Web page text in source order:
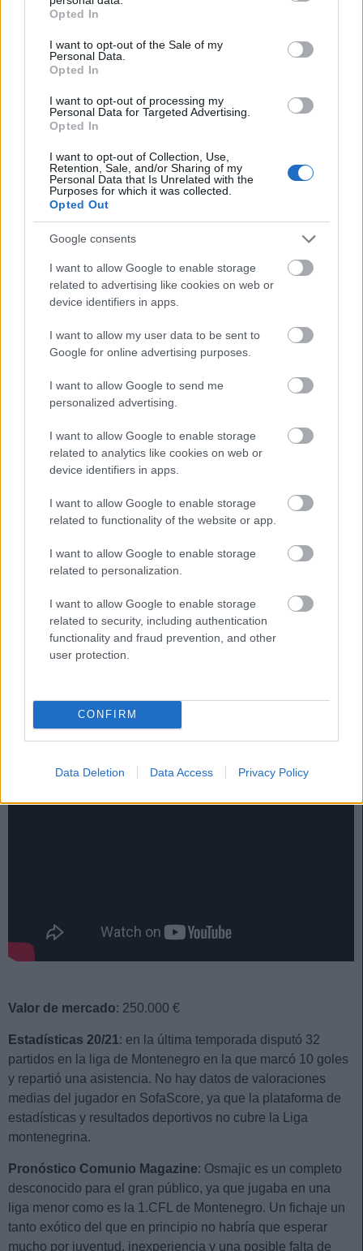
grant or deny consent to Google and its third-party tags to
use your data for below specified purposes in below Google
consent section.
Opted In
I want to opt-out of the Sale of my
Personal Data.
Opted In
I want to opt-out of processing my
Personal Data for Targeted Advertising.
Opted In
I want to opt-out of Collection, Use,
Retention, Sale, and/or Sharing of my
Personal Data that Is Unrelated with the
Purposes for which it was collected.
Opted Out
Google consents
I want to allow Google to enable storage
related to advertising like cookies on web or
device identifiers in apps.
I want to allow my user data to be sent to
Google for online advertising purposes.
I want to allow Google to send me
personalized advertising.
I want to allow Google to enable storage
related to analytics like cookies on web or
device identifiers in apps.
I want to allow Google to enable storage
related to functionality of the website or app.
I want to allow Google to enable storage
related to personalization.
I want to allow Google to enable storage
related to security, including authentication
functionality and fraud prevention, and other
user protection.
CONFIRM
Data Deletion Data Access Privacy Policy
Pronóstico Comunio Magazine
: Arzamendia llega al
Cádiz para completar el lateral izquierdo, una posicion en la
que Pacha Espino no tenía competencia. El jugador
uruguayo se ha ganado a pulso la vitola de titular en las
que el paraguayo será su suplente salvo que mejore el
rendimiento del «Pacha» cuando le toque participar. Por
Bigas y Enzo Roco al Elche: ¿cambios en el centro
de la defensa?
El Elche ha hecho oficial la
contratación de los defensas
Analizamos la llegada de estos
dos jugadores al equipo de Fran
Escribá y su potencial en
Milutin Osmajic
carrera en el FK Sutjeska Niksic de Montenegro, en el que
ha jugado un total de 80 partidos como profesional,
marcando 15 goles. Además, ha sido internacional absoluto
por la selección montenegrina en tres ocasiones. Ha
firmado por el Cádiz por tres temporadas.
Posición:
Osmajic es un atacante que destaca por su
polivalencia, ya que puede jugar de delantero, mediapunta
Salvi, Perea, Iván Alejo y Jorge Pombo, aunque estos dos
últimos podrían salir del club. Mientras que en la delantera,
Álvaro Cervera cuenta con Negredo y Choco Lozano como
principales recursos. Malbasic, Nano Mesa y Álvaro pueden
Valor de mercado: 250.000 €
Estadísticas 20/21: en la última temporada disputó 32
partidos en la liga de Montenegro en la que marcó 10 goles
y repartió una asistencia. No hay datos de valoraciones
medias del jugador en SofaScore, ya que la plataforma de
estadísticas y resultados deportivos no cubre la Liga
montenegrina.
Pronóstico Comunio Magazine: Osmajic es un completo
desconocido para el gran público, ya que jugaba en una
liga menor como es la 1.CFL de Montenegro. Un fichaje un
tanto exótico del que en principio no habría que esperar
mucho por juventud, inexperiencia y una posible falta de